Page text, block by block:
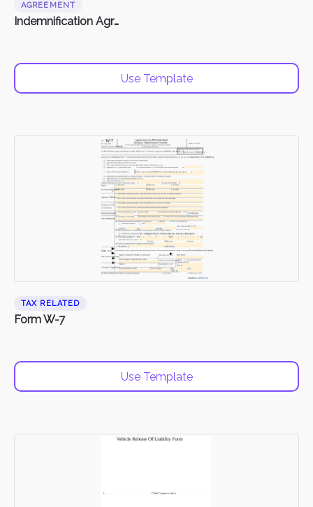
AGREEMENT
Indemnification Agreement
Use Template
TAX RELATED
Form W-7
Use Template